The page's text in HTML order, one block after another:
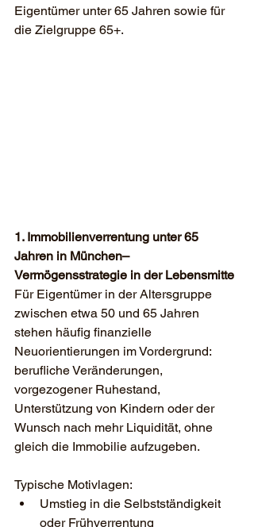
Eigentümer unter 65 Jahren sowie für
die Zielgruppe 65+.
1. Immobilienverrentung unter 65
Jahren in München–
Vermögensstrategie in der Lebensmitte
Für Eigentümer in der Altersgruppe
zwischen etwa 50 und 65 Jahren
stehen häufig finanzielle
Neuorientierungen im Vordergrund:
berufliche Veränderungen,
vorgezogener Ruhestand,
Unterstützung von Kindern oder der
Wunsch nach mehr Liquidität, ohne
gleich die Immobilie aufzugeben.
Typische Motivlagen:
Umstieg in die Selbstständigkeit
oder Frühverrentung